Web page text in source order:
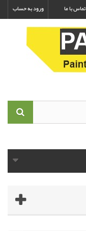
ورود به حساب تماس با ما